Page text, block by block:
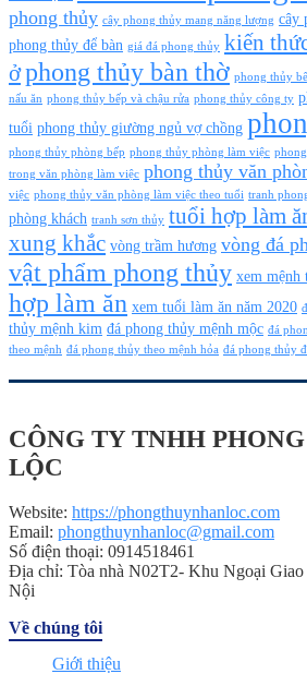
phong thủy cây phong thủy mang năng lượng cây
phong thủy để bàn giá đá phong thủy kiến
ởphong thủy bàn thờ phong thủy
nấu ăn phong thủy bếp và chậu rửa phong thủy công ty
tuổi phong thủy giường ngủ vợ chồng
phong thủy phòng bếp phong thủy phòng làm việc
trong văn phòng làm việc phong thủy văn
việc phong thủy văn phòng làm việc theo tuổi tranh
phòng khách tranh sơn thủy tuổi hợp làm
xung khắc vòng trầm hương vòng đá
vật phẩm phong thủy xem mệnh
hợp làm ăn xem tuổi làm ăn năm 2020
thủy mệnh kim đá phong thủy mệnh mộc đá
theo mệnh đá phong thủy theo mệnh hỏa đá phong thủy
CÔNG TY TNHH
LỘC
Website: https://phongthuynhanloc.com
Email: phongthuynhanloc@gmail.com
Số điện thoại: 0914518461
Địa chỉ: Tòa nhà N02T2- Khu Ngoại
Nội
Về chúng tôi
Giới thiệu